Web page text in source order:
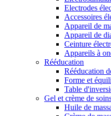
Electrodes
Accessoires
Appareil de
Appareil de
Ceinture
Appareils à
Rééducation
Rééducation
Forme et
Table
Gel et crème de
Huile de